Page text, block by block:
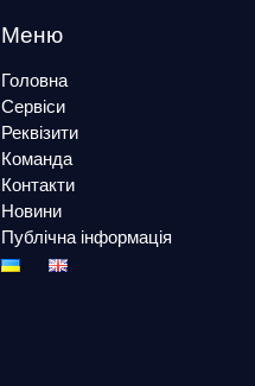
Меню
Головна
Сервіси
Реквізити
Команда
Контакти
Новини
Публічна інформація